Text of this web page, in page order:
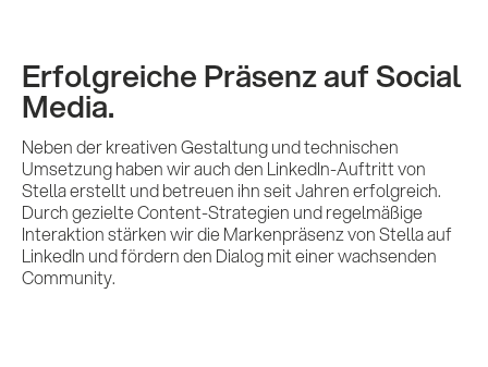
Erfolgreiche Präsenz auf Social
Media.
Neben der kreativen Gestaltung und technischen
Umsetzung haben wir auch den LinkedIn-Auftritt von
Stella erstellt und betreuen ihn seit Jahren erfolgreich.
Durch gezielte Content-Strategien und regelmäßige
Interaktion stärken wir die Markenpräsenz von Stella auf
LinkedIn und fördern den Dialog mit einer wachsenden
Community.